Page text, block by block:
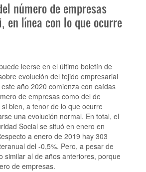
número de empresas
en línea con lo que ocurre
leerse en el último boletín de
evolución del tejido empresarial
año 2020 comienza con caídas
de empresas como del de
bien, a tenor de lo que ocurre
una evolución normal. En total, el
Social se situó en enero en
a enero de 2019 hay 303
del -0,5%. Pero, a pesar de
similar al de años anteriores, porque
de empresas.